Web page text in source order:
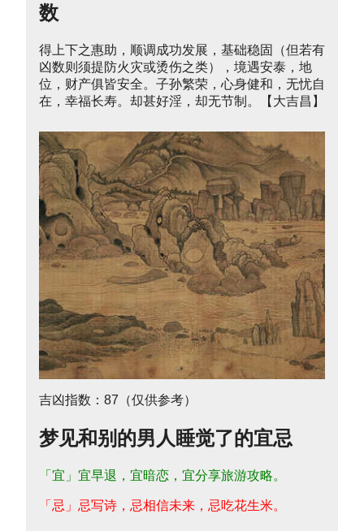
数
得上下之惠助，顺调成功发展，基础稳固（但若有
凶数则须提防火灾或烫伤之类），境遇安泰，地
位，财产俱皆安全。子孙繁荣，心身健和，无忧自
在，幸福长寿。却甚好淫，却无节制。【大吉昌】
吉凶指数：87（仅供参考）
梦见和别的男人睡觉了的宜忌
「宜」宜早退，宜暗恋，宜分享旅游攻略。
「忌」忌写诗，忌相信未来，忌吃花生米。